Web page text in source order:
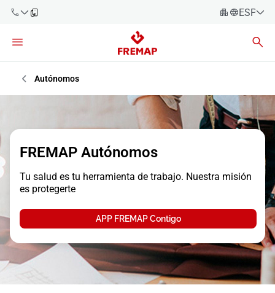
900 61 00
61
900 61 00
Español
Galego
Valencià
Asesorías
Trabajadores
Autónomos
Proveedores
Autónomos
FREMAP Autónomos
Tu salud es tu herramienta de trabajo. Nuestra misión
es protegerte
APP FREMAP Contigo